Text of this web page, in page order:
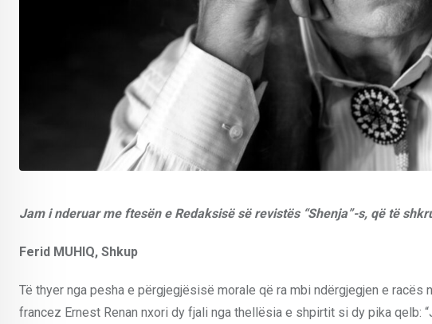
Jam i nderuar me ftesën e Redaksisë së revistës “Shenja”-s, që të
Ferid MUHIQ, Shkup
Të thyer nga pesha e përgjegjësisë morale që ra mbi ndërgjegjen e
francez Ernest Renan nxori dy fjali nga thellësia e shpirtit si dy pika qelb: